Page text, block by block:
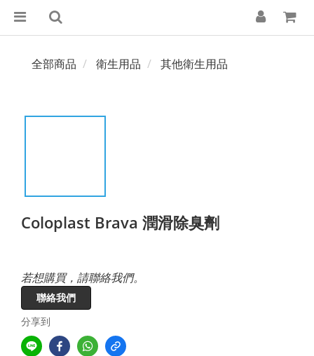
全部商品 衛生用品 其他衛生用品
Coloplast Brava 潤滑除臭劑
若想購買，請聯絡我們。
聯絡我們
分享到